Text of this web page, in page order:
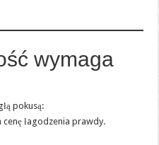
wymaga
pokusą:
łagodzenia prawdy.